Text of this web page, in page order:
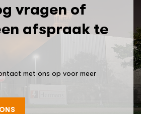
vragen of
afspraak te
met ons op voor meer